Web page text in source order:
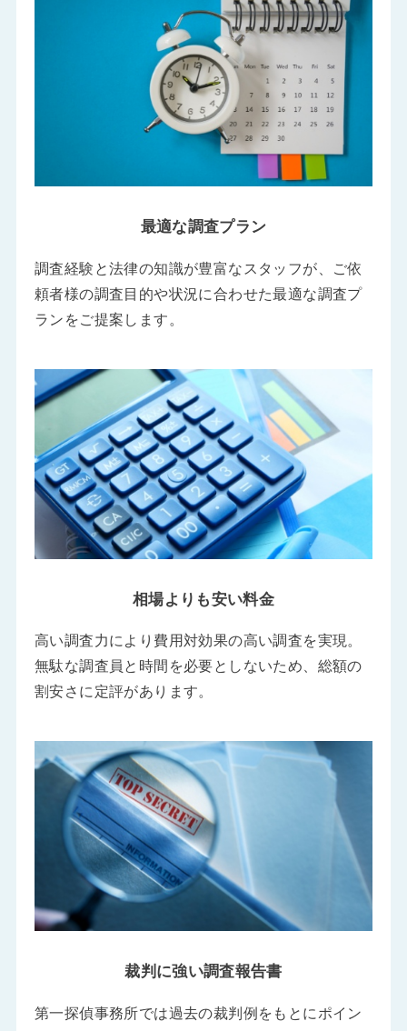
最適な調査プラン
調査経験と法律の知識が豊富なスタッフが、ご依
頼者様の調査目的や状況に合わせた最適な調査プ
ランをご提案します。
相場よりも安い料金
高い調査力により費用対効果の高い調査を実現。
無駄な調査員と時間を必要としないため、総額の
割安さに定評があります。
裁判に強い調査報告書
第一探偵事務所では過去の裁判例をもとにポイン